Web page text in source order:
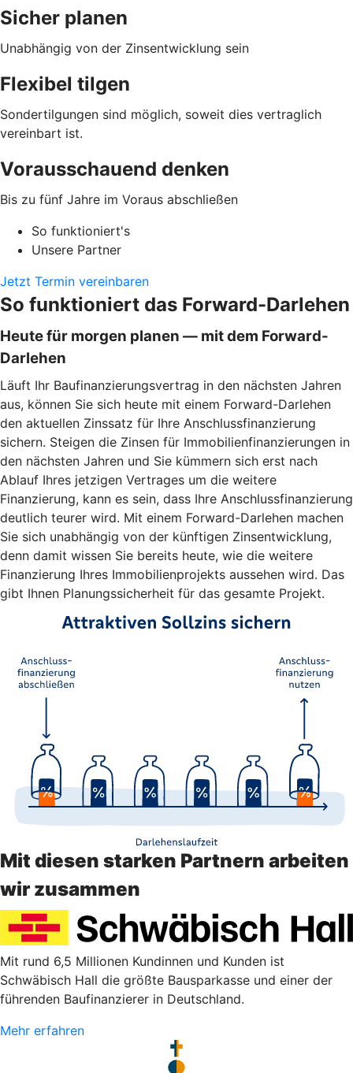
Sicher planen
Unabhängig von der Zinsentwicklung sein
Flexibel tilgen
Sondertilgungen sind möglich, soweit dies vertraglich
vereinbart ist.
Vorausschauend denken
Bis zu fünf Jahre im Voraus abschließen
So funktioniert's
Unsere Partner
Jetzt Termin vereinbaren
So funktioniert das Forward-Darlehen
Heute für morgen planen — mit dem Forward-
Darlehen
Läuft Ihr Baufinanzierungsvertrag in den nächsten Jahren
aus, können Sie sich heute mit einem Forward-Darlehen
den aktuellen Zinssatz für Ihre Anschlussfinanzierung
sichern. Steigen die Zinsen für Immobilienfinanzierungen in
den nächsten Jahren und Sie kümmern sich erst nach
Ablauf Ihres jetzigen Vertrages um die weitere
Finanzierung, kann es sein, dass Ihre Anschlussfinanzierung
deutlich teurer wird. Mit einem Forward-Darlehen machen
Sie sich unabhängig von der künftigen Zinsentwicklung,
denn damit wissen Sie bereits heute, wie die weitere
Finanzierung Ihres Immobilienprojekts aussehen wird. Das
gibt Ihnen Planungssicherheit für das gesamte Projekt.
Mit diesen starken Partnern arbeiten
wir zusammen
Mit rund 6,5 Millionen Kundinnen und Kunden ist
Schwäbisch Hall die größte Bausparkasse und einer der
führenden Baufinanzierer in Deutschland.
Mehr erfahren